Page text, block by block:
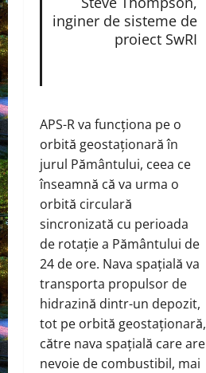
inginer de sisteme de
proiect SwRI
APS-R va funcționa pe o
orbită geostaționară în
jurul Pământului, ceea ce
înseamnă că va urma o
orbită circulară
sincronizată cu perioada
de rotație a Pământului de
24 de ore. Nava spațială va
transporta propulsor de
hidrazină dintr-un depozit,
tot pe orbită geostaționară,
către nava spațială care are
nevoie de combustibil, mai